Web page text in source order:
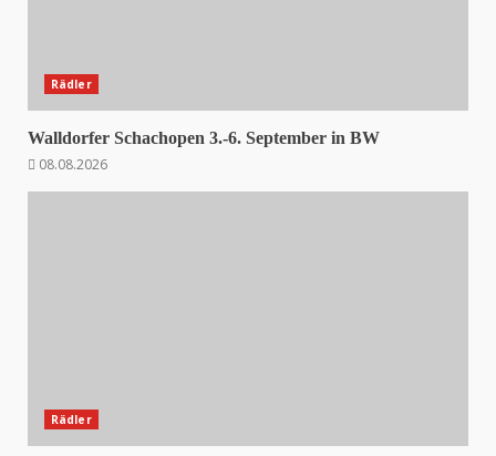
Rädler
Walldorfer Schachopen 3.-6. September in BW
08.08.2026
Rädler